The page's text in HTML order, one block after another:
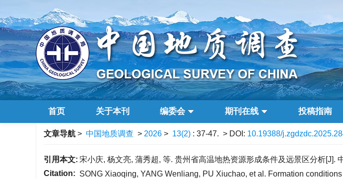
首页 关于本刊 编委会 期刊在线 投稿指南
文章导航 > 中国地质调查 > 2026 > 13(2) : 37-47. > DOI: 10.19388/
引用本文: 宋小庆, 杨文亮, 蒲秀超, 等. 贵州省高温地热资源形成条件及远景区分析[J].
Citation: SONG Xiaoqing, YANG Wenliang, PU Xiuchao, et al. Formation